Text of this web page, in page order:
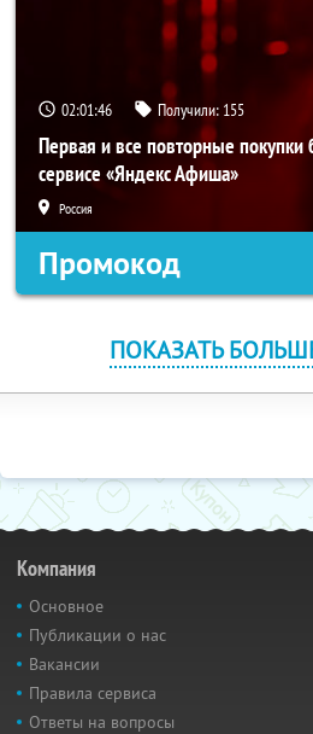
02:01:46 Получили: 155
Первая и все повторные покупки
сервисе «Яндекс Афиша»
Россия
Промокод
ПОКАЗАТЬ
Компания
Основное
Публикации о нас
Вакансии
Правила сервиса
Ответы на вопросы